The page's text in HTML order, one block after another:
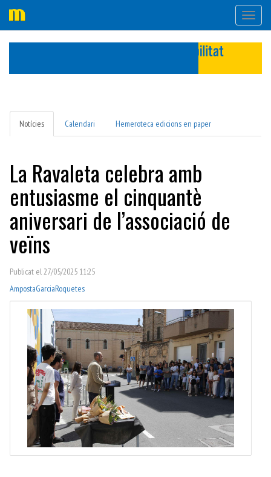
Notícies Calendari Hemeroteca edicions en paper
La Ravaleta celebra amb
entusiasme el cinquantè
aniversari de l’associació de
veïns
Publicat el 27/05/2025 11:25
AmpostaGarciaRoquetes